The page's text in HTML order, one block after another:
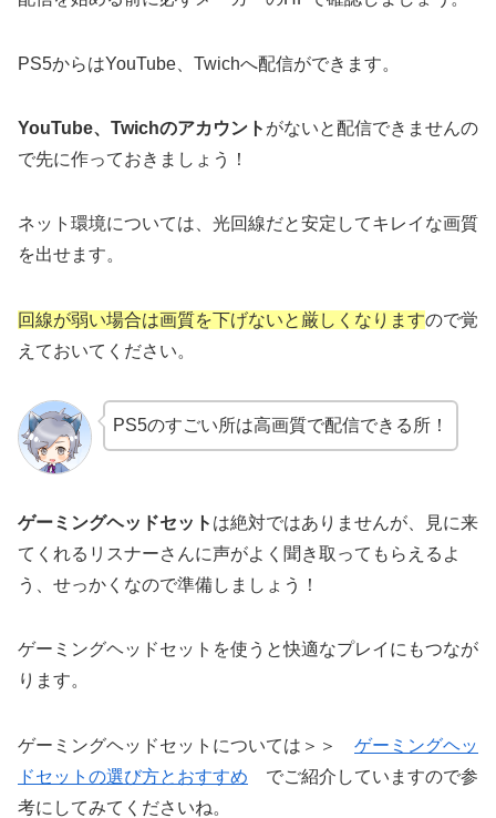
PS5からはYouTube、Twichへ配信ができます。
YouTube、Twichのアカウント がないと配信できませんの
で先に作っておきましょう！
ネット環境については、光回線だと安定してキレイな画質
を出せます。
回線が弱い場合は画質を下げないと厳しくなりますので覚
えておいてください。
PS5のすごい所は高画質で配信できる所！
ゲーミングヘッドセット は絶対ではありませんが、見に来
てくれるリスナーさんに声がよく聞き取ってもらえるよ
う、せっかくなので準備しましょう！
ゲーミングヘッドセットを使うと快適なプレイにもつなが
ります。
ゲーミングヘッドセットについては＞＞ ゲーミングヘッ
ドセットの選び方とおすすめ でご紹介していますので参
考にしてみてくださいね。